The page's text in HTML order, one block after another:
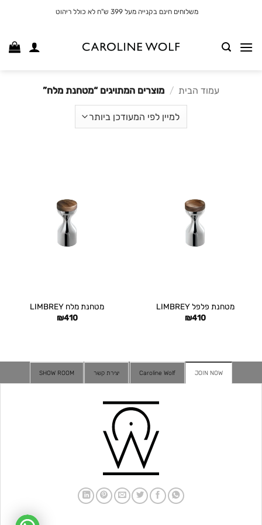
משלוחים חינם בקנייה מעל 399 ש"ח לא כולל ריהוט
עמוד הבית / מוצרים המתויגים “מטחנת מלח”
מטחנת פלפל LIMBREY
₪410
מטחנת מלח LIMBREY
₪410
JOIN NOW
Caroline Wolf יצירת קשר SHOW ROOM